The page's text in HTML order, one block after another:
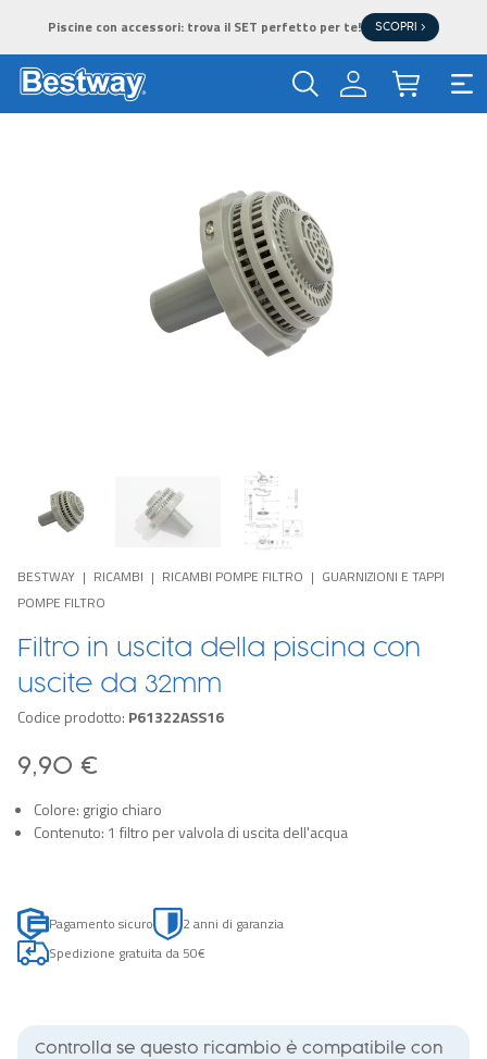
Piscine con accessori: trova il SET perfetto per te! SCOPRI >
BESTWAY RICAMBI RICAMBI POMPE FILTRO
GUARNIZIONI E TAPPI
POMPE FILTRO
Filtro in uscita della piscina con
uscite da 32mm
Codice prodotto: P61322ASS16
9,90 €
Colore: grigio chiaro
Contenuto: 1 filtro per valvola di uscita dell'acqua
Pagamento sicuro
2 anni di garanzia
Spedizione gratuita da 50€
Controlla se questo ricambio è compatibile con